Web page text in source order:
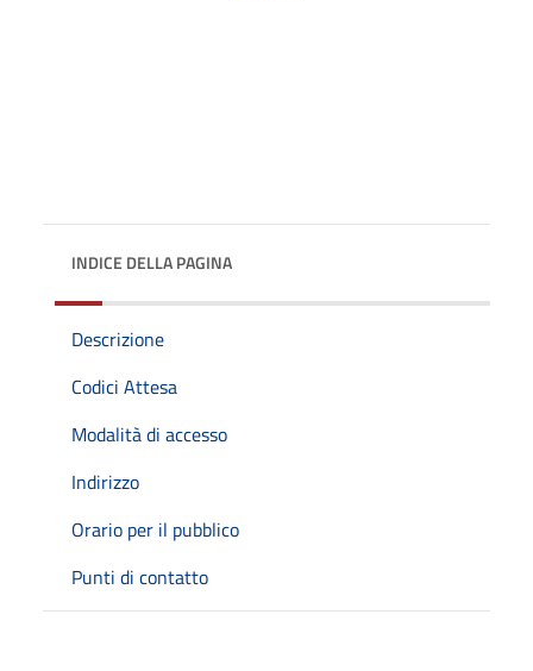
INDICE DELLA PAGINA
Descrizione
Codici Attesa
Modalità di accesso
Indirizzo
Orario per il pubblico
Punti di contatto